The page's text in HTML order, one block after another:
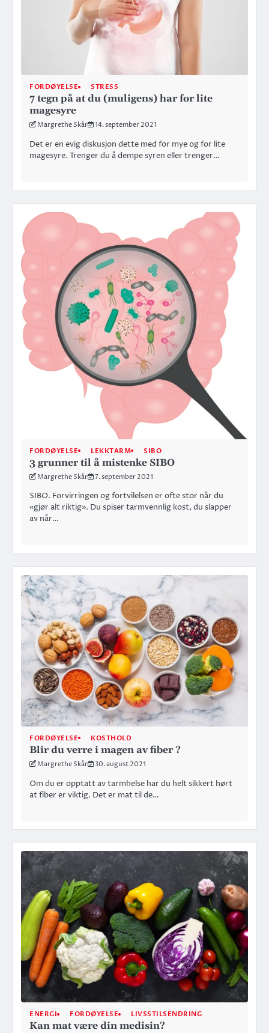
FORDØYELSE STRESS
7 tegn på at du (muligens) har for lite
magesyre
Margrethe Skår 14. september 2021
Det er en evig diskusjon dette med for mye og for lite
magesyre. Trenger du å dempe syren eller trenger…
FORDØYELSE LEKKTARM SIBO
3 grunner til å mistenke SIBO
Margrethe Skår 7. september 2021
SIBO. Forvirringen og fortvilelsen er ofte stor når du
«gjør alt riktig». Du spiser tarmvennlig kost, du slapper
av når…
FORDØYELSE KOSTHOLD
Blir du verre i magen av fiber ?
Margrethe Skår 30. august 2021
Om du er opptatt av tarmhelse har du helt sikkert hørt
at fiber er viktig. Det er mat til de…
ENERGI FORDØYELSE LIVSSTILSENDRING
Kan mat være din medisin?